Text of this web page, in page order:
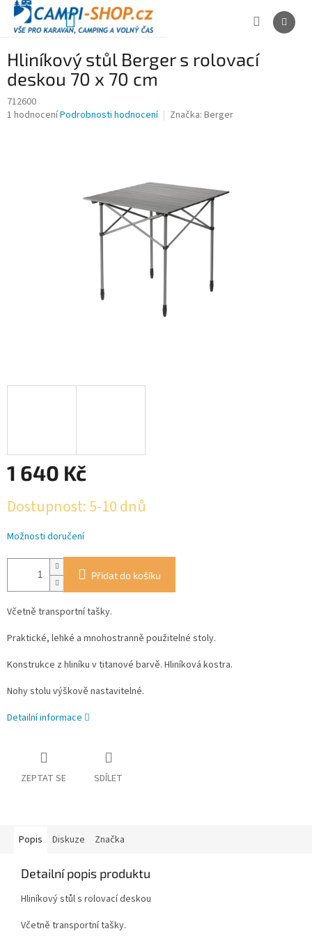
Přejít
obsah
NÁKUPNÍ
Hliníkový stůl Berger s rolovací
deskou 70 x 70 cm
712600
Průměrné
1 hodnoceníPodrobnosti hodnocení Značka: Berger
1 640 Kč
cena:
Dostupnost: 5-10 dnů
Možnosti doručení
Přidat do košíku
Včetně transportní tašky.
Praktické, lehké a mnohostranně použitelné stoly.
Konstrukce z hliníku v titanové barvě. Hliníková kostra.
Nohy stolu výškově nastavitelné.
Detailní informace
ZEPTAT SE SDÍLET
Popis Diskuze Značka
Detailní popis produktu
Hliníkový stůl s rolovací deskou
Včetně transportní tašky.